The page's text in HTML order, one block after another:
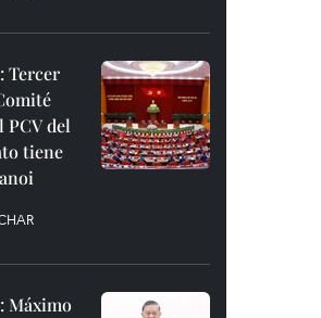
Tercer
PCV del
tiene
Máximo